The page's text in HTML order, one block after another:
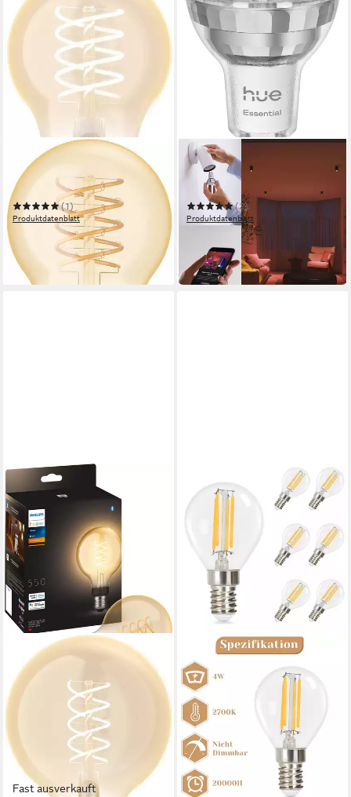
PHILIPS HUE
LED-Filament White
Standard A60 550lm
(1)
Produktdatenblatt
UVP21,99 €
-18%
in 1-2 Werktagen bei dir
PHILIPS HUE
LED-Leuchtmittel Essential
White & Color Ambiance
smarte Lampe
(2)
Produktdatenblatt
ab 42,99 € UVP
-14%
in 1-2 Werktagen bei dir
Fast ausverkauft